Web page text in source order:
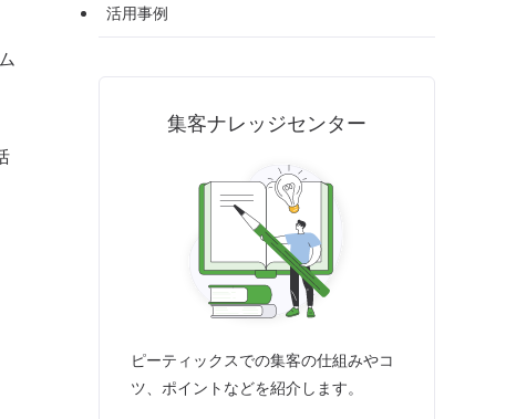
活用事例
集客ナレッジセンター
ピーティックスでの集客の仕組みやコ
ツ、ポイントなどを紹介します。